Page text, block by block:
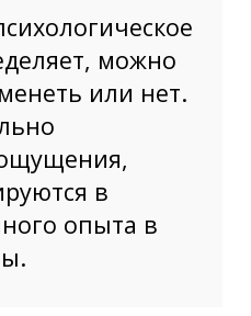
можно
или нет.
в
опыта в